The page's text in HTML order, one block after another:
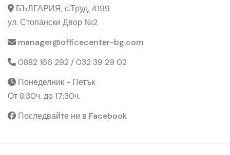
БЪЛГАРИЯ, с.Труд, 4199
ул. Стопански Двор №2
manager@officecenter-bg.com
0882 166 292 / 032 39 29 02
Понеделник - Петък
От 8:30ч. до 17:30ч.
Последвайте ни в Facebook